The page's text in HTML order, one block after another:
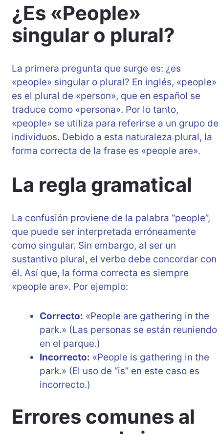
¿Es «People»
singular o plural?
La primera pregunta que surge es: ¿es
«people» singular o plural? En inglés, «people»
es el plural de «person», que en español se
traduce como «persona». Por lo tanto,
«people» se utiliza para referirse a un grupo de
individuos. Debido a esta naturaleza plural, la
forma correcta de la frase es «people are».
La regla gramatical
La confusión proviene de la palabra “people”,
que puede ser interpretada erróneamente
como singular. Sin embargo, al ser un
sustantivo plural, el verbo debe concordar con
él. Así que, la forma correcta es siempre
«people are». Por ejemplo:
Correcto: «People are gathering in the
park.» (Las personas se están reuniendo
en el parque.)
Incorrecto: «People is gathering in the
park.» (El uso de “is” en este caso es
incorrecto.)
Errores comunes al